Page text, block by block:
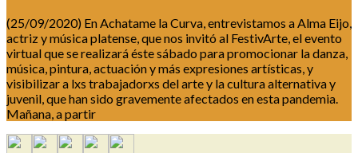
(25/09/2020) En Achatame la Curva, entrevistamos a Alma Eijo,
actriz y música platense, que nos invitó al FestivArte, el evento
virtual que se realizará éste sábado para promocionar la danza,
música, pintura, actuación y más expresiones artísticas, y
visibilizar a lxs trabajadorxs del arte y la cultura alternativa y
juvenil, que han sido gravemente afectados en esta pandemia.
Mañana, a partir